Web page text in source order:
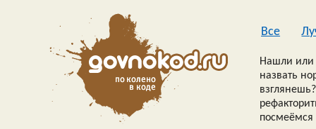
Все
Нашли или
назвать
посмеёмся